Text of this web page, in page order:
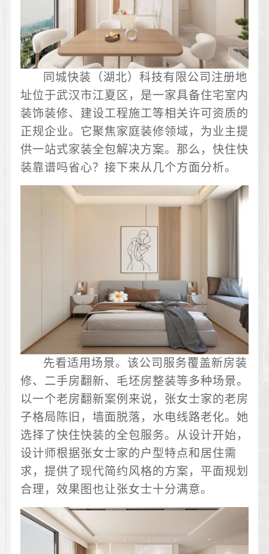
同城快装（湖北）科技有限公司注册地
址位于武汉市江夏区，是一家具备住宅室内
装饰装修、建设工程施工等相关许可资质的
正规企业。它聚焦家庭装修领域，为业主提
供一站式家装全包解决方案。那么，快住快
装靠谱吗省心？接下来从几个方面分析。
先看适用场景。该公司服务覆盖新房装
修、二手房翻新、毛坯房整装等多种场景。
以一个老房翻新案例来说，张女士家的老房
子格局陈旧，墙面脱落，水电线路老化。她
选择了快住快装的全包服务。从设计开始，
设计师根据张女士家的户型特点和居住需
求，提供了现代简约风格的方案，平面规划
合理，效果图也让张女士十分满意。